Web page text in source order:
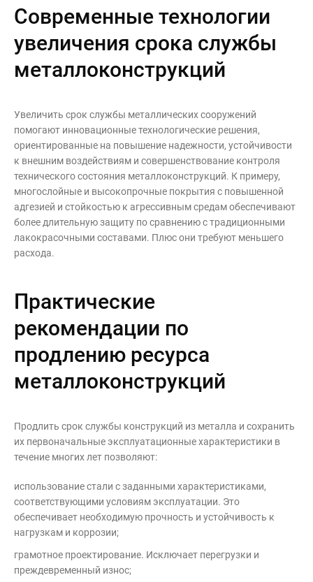
Современные технологии
увеличения срока службы
металлоконструкций
Увеличить срок службы металлических сооружений
помогают инновационные технологические решения,
ориентированные на повышение надежности, устойчивости
к внешним воздействиям и совершенствование контроля
технического состояния металлоконструкций. К примеру,
многослойные и высокопрочные покрытия с повышенной
адгезией и стойкостью к агрессивным средам обеспечивают
более длительную защиту по сравнению с традиционными
лакокрасочными составами. Плюс они требуют меньшего
расхода.
Практические
рекомендации по
продлению ресурса
металлоконструкций
Продлить срок службы конструкций из металла и сохранить
их первоначальные эксплуатационные характеристики в
течение многих лет позволяют:
использование стали с заданными характеристиками,
соответствующими условиям эксплуатации. Это
обеспечивает необходимую прочность и устойчивость к
нагрузкам и коррозии;
грамотное проектирование. Исключает перегрузки и
преждевременный износ;